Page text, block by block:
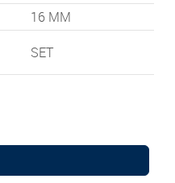
16 MM
SET